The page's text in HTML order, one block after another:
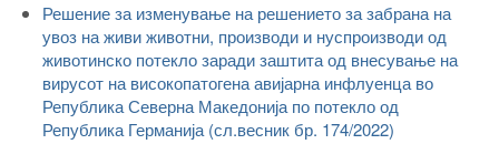
Решение за изменување на решението за забрана на
увоз на живи животни, производи и нуспроизводи од
животинско потекло заради заштита од внесување на
вирусот на високопатогена авијарна инфлуенца во
Република Северна Македонија по потекло од
Република Германија (сл.весник бр. 174/2022)